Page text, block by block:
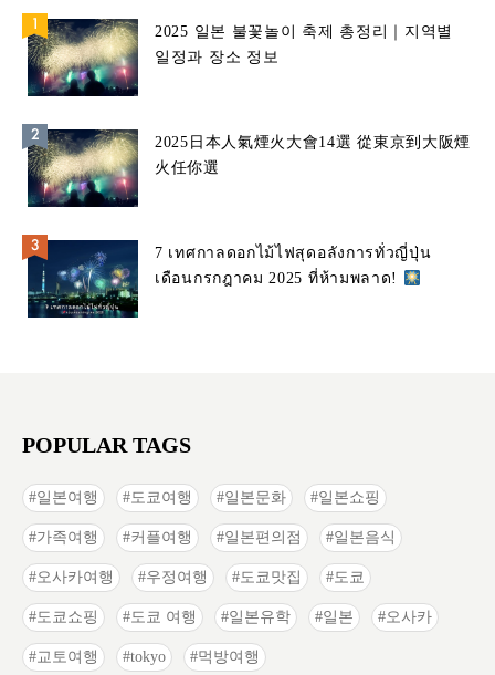
2025 일본 불꽃놀이 축제 총정리｜지역별
일정과 장소 정보
2025日本人氣煙火大會14選 從東京到大阪煙
火任你選
7 เทศกาลดอกไม้ไฟสุดอลังการทั่วญี่ปุ่น
เดือนกรกฎาคม 2025 ที่ห้ามพลาด!
POPULAR TAGS
일본여행 도쿄여행 일본문화 일본쇼핑
가족여행 커플여행 일본편의점 일본음식
오사카여행 우정여행 도쿄맛집 도쿄
도쿄쇼핑 도쿄 여행 일본유학 일본 오사카
교토여행 tokyo 먹방여행